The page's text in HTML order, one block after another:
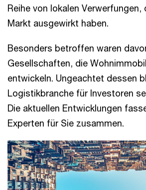
Reihe von lokalen
Markt ausgewirkt haben.
Besonders betroffen waren
Gesellschaften, die
entwickeln. Ungeachtet dessen
Logistikbranche für Investoren
Die aktuellen Entwicklungen
Experten für Sie zusammen.